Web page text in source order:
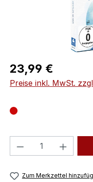
Regulärer Preis:
23,99 €
Preise inkl. MwSt.
Produkt
Zum Merkzettel